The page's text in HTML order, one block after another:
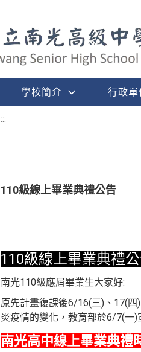
學校簡介 行政單
:::
110級線上畢業典禮公告
110級線上畢業典禮
南光110級應屆畢業生大家好:
原先計畫復課後6/16(三)、17(
炎疫情的變化，教育部於6/7(一
南光高中線上畢業典禮